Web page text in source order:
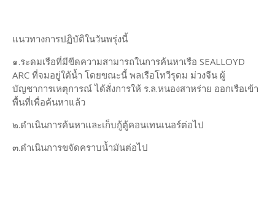
แนวทางการปฏิบัติในวันพรุ่งนี้
๑.ระดมเรือที่มีขีดความสามารถในการค้นหาเรือ SEALLOYD
ARC ที่จมอยู่ใต้น้ำ โดยขณะนี้ พลเรือโทวีรุดม ม่วงจีน ผู้
บัญชาการเหตุการณ์ ได้สั่งการให้ ร.ล.หนองสาหร่าย ออกเรือเข้า
พื้นที่เพื่อค้นหาแล้ว
๒.ดำเนินการค้นหาและเก็บกู้ตู้คอนเทนเนอร์ต่อไป
๓.ดำเนินการขจัดคราบน้ำมันต่อไป